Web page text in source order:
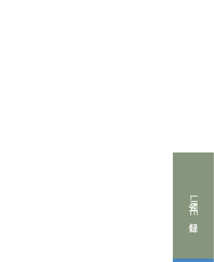
公式LINE登録